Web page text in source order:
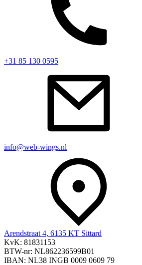
+31 85 130 0595
info@web-wings.nl
Arendstraat 4, 6135 KT Sittard
KvK: 81831153
BTW-nr: NL862236599B01
IBAN: NL38 INGB 0009 0609 79